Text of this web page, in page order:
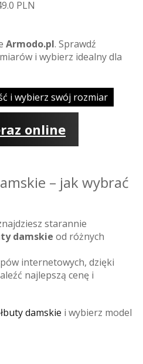
PLN
Armodo.pl. Sprawdź
i wybierz idealny dla
i wybierz swój rozmiar
online
– jak wybrać
starannie
damskie od różnych
internetowych, dzięki
najlepszą cenę i
damskie i wybierz model